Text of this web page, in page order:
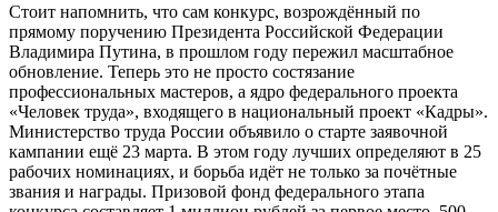
Стоит напомнить, что сам конкурс, возрождённый по
прямому поручению Президента Российской Федерации
Владимира Путина, в прошлом году пережил масштабное
обновление. Теперь это не просто состязание
профессиональных мастеров, а ядро федерального проекта
«Человек труда», входящего в национальный проект «Кадры».
Министерство труда России объявило о старте заявочной
кампании ещё 23 марта. В этом году лучших определяют в 25
рабочих номинациях, и борьба идёт не только за почётные
звания и награды. Призовой фонд федерального этапа